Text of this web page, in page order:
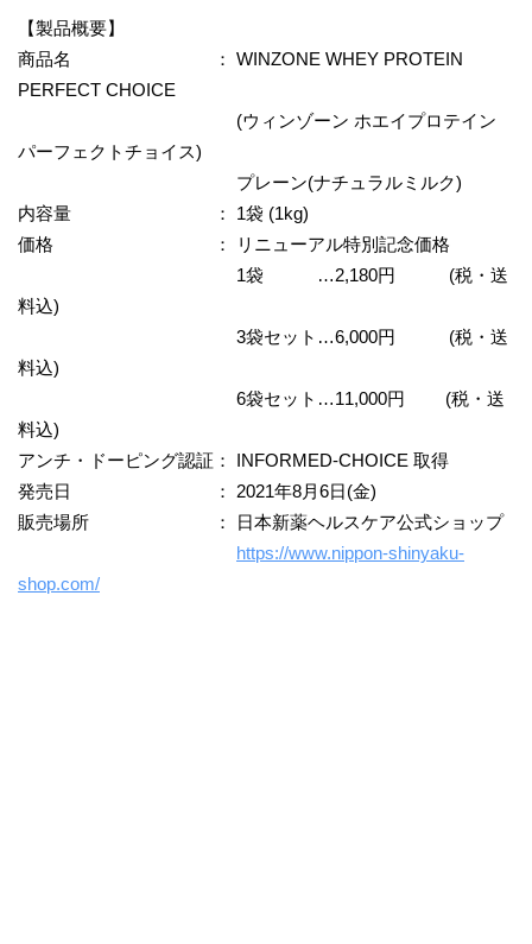
【製品概要】
商品名 ： WINZONE WHEY PROTEIN
PERFECT CHOICE
(ウィンゾーン ホエイプロテイン
パーフェクトチョイス)
プレーン(ナチュラルミルク)
内容量 ： 1袋 (1kg)
価格 ： リニューアル特別記念価格
1袋 …2,180円 (税・送
料込)
3袋セット…6,000円 (税・送
料込)
6袋セット…11,000円 (税・送
料込)
アンチ・ドーピング認証： INFORMED-CHOICE 取得
発売日 ： 2021年8月6日(金)
販売場所 ： 日本新薬ヘルスケア公式ショップ
https://www.nippon-shinyaku-
shop.com/